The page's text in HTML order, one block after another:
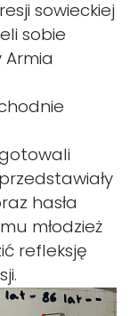
sowieckiej
sobie
hasła
młodzież
refleksję